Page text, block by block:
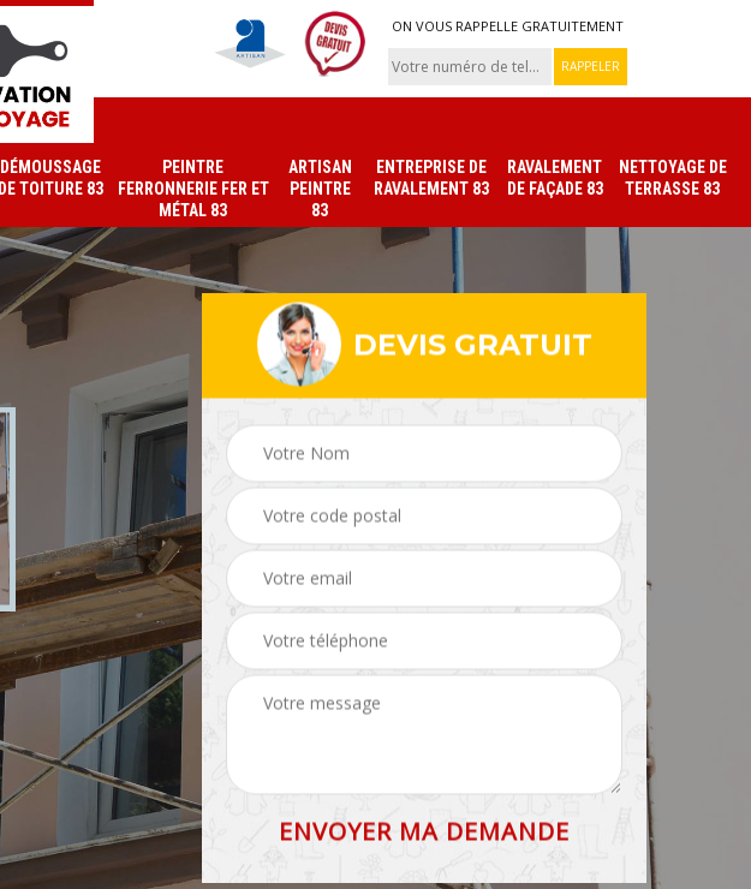
ON VOUS RAPPELLE GRATUITEMENT
DÉMOUSSAGE
DE TOITURE 83
PEINTRE
FERRONNERIE FER ET
MÉTAL 83
ARTISAN
PEINTRE
83
ENTREPRISE DE
RAVALEMENT 83
RAVALEMENT
DE FAÇADE 83
NETTOYAGE DE
TERRASSE 83
Nettoyage de façade
83 Peintre intérieur 83 Peinture sur tuile et
toiture 83
DEVIS GRATUIT